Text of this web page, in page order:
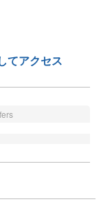
てアクセス